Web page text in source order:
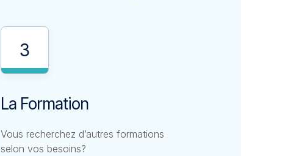
3
La Formation
Vous recherchez d’autres formations
selon vos besoins?